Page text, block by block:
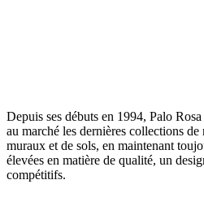
Depuis ses débuts en 1994, Palo
au marché les dernières collections de
muraux et de sols, en maintenant
élevées en matière de qualité, un
compétitifs.